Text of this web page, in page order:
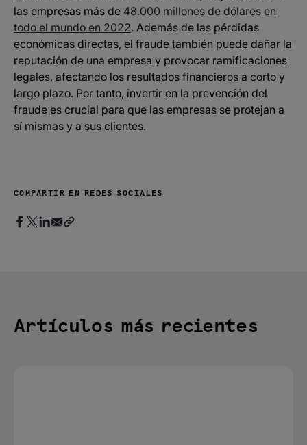
las empresas más de 48.000 millones de dólares en
todo el mundo en 2022. Además de las pérdidas
económicas directas, el fraude también puede dañar la
reputación de una empresa y provocar ramificaciones
legales, afectando los resultados financieros a corto y
largo plazo. Por tanto, invertir en la prevención del
fraude es crucial para que las empresas se protejan a
sí mismas y a sus clientes.
COMPARTIR EN REDES SOCIALES
Artículos más recientes